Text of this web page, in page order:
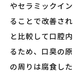
やセラミックイ
ることで改善さ
と比較して口腔
るため、口臭の
の周りは腐食し